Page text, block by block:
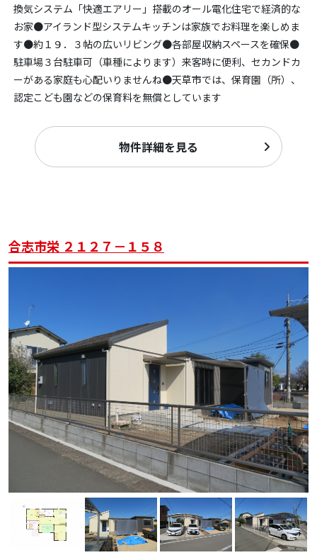
換気システム「快適エアリー」搭載のオール電化住宅で経済的な
お家●アイランド型システムキッチンは家族でお料理を楽しめま
す●約１９．３帖の広いリビング●各部屋収納スペースを確保●
駐車場３台駐車可（車種によります）来客時に便利、セカンドカ
ーがある家庭も心配いりませんね●天草市では、保育園（所）、
認定こども園などの保育料を無償としています
物件詳細を見る
合志市栄 ２１２７－１５８